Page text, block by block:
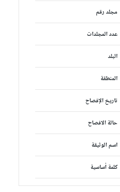
مجلد رقم
عدد المجلدات
البلد
المنطقة
تاريخ الإفصاح
حالة الافصاح
اسم الوثيقة
كلمة أساسية